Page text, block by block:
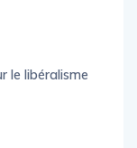
le libéralisme